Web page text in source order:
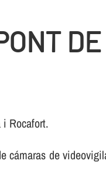
Rocafort.
cámaras de